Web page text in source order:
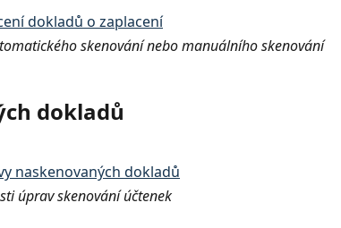
skenování nebo manuálního skenování
dokladů
úprav skenování účtenek